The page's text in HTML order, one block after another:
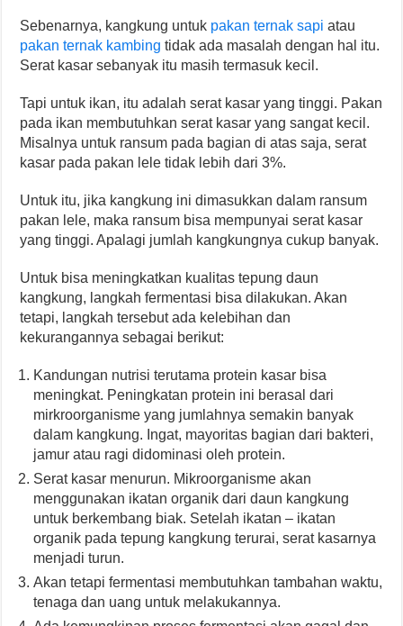
Sebenarnya, kangkung untuk pakan ternak sapi atau
pakan ternak kambing tidak ada masalah dengan hal itu.
Serat kasar sebanyak itu masih termasuk kecil.
Tapi untuk ikan, itu adalah serat kasar yang tinggi. Pakan
pada ikan membutuhkan serat kasar yang sangat kecil.
Misalnya untuk ransum pada bagian di atas saja, serat
kasar pada pakan lele tidak lebih dari 3%.
Untuk itu, jika kangkung ini dimasukkan dalam ransum
pakan lele, maka ransum bisa mempunyai serat kasar
yang tinggi. Apalagi jumlah kangkungnya cukup banyak.
Untuk bisa meningkatkan kualitas tepung daun
kangkung, langkah fermentasi bisa dilakukan. Akan
tetapi, langkah tersebut ada kelebihan dan
kekurangannya sebagai berikut:
Kandungan nutrisi terutama protein kasar bisa
meningkat. Peningkatan protein ini berasal dari
mirkroorganisme yang jumlahnya semakin banyak
dalam kangkung. Ingat, mayoritas bagian dari bakteri,
jamur atau ragi didominasi oleh protein.
Serat kasar menurun. Mikroorganisme akan
menggunakan ikatan organik dari daun kangkung
untuk berkembang biak. Setelah ikatan – ikatan
organik pada tepung kangkung terurai, serat kasarnya
menjadi turun.
Akan tetapi fermentasi membutuhkan tambahan waktu,
tenaga dan uang untuk melakukannya.